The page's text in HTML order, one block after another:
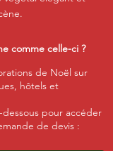
comme celle-ci ?
de Noël sur
hôtels et
pour accéder
de devis :